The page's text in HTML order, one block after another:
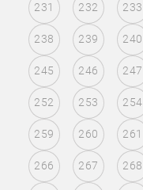
231 232 233
238 239 240
245 246 247
252 253 254
259 260 261
266 267 268